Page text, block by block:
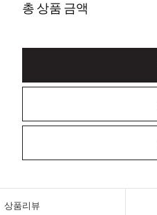
총 상품 금액
상품리뷰